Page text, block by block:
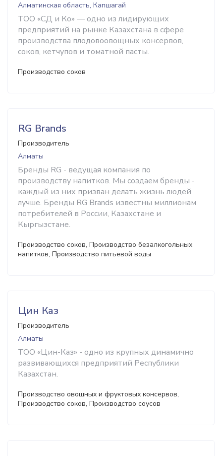
Алматинская область, Капшагай
ТОО «СД и Ко» — одно из лидирующих
предприятий на рынке Казахстана в сфере
производства плодовоовощных консервов,
соков, кетчупов и томатной пасты.
Производство соков
RG Brands
Производитель
Алматы
Бренды RG - ведущая компания по
производству напитков. Мы создаем бренды -
каждый из них призван делать жизнь людей
лучше. Бренды RG Brands известны миллионам
потребителей в России, Казахстане и
Кыргызстане.
Производство соков, Производство безалкогольных
напитков, Производство питьевой воды
Цин Каз
Производитель
Алматы
ТОО «Цин-Каз» - одно из крупных динамично
развивающихся предприятий Республики
Казахстан.
Производство овощных и фруктовых консервов,
Производство соков, Производство соусов